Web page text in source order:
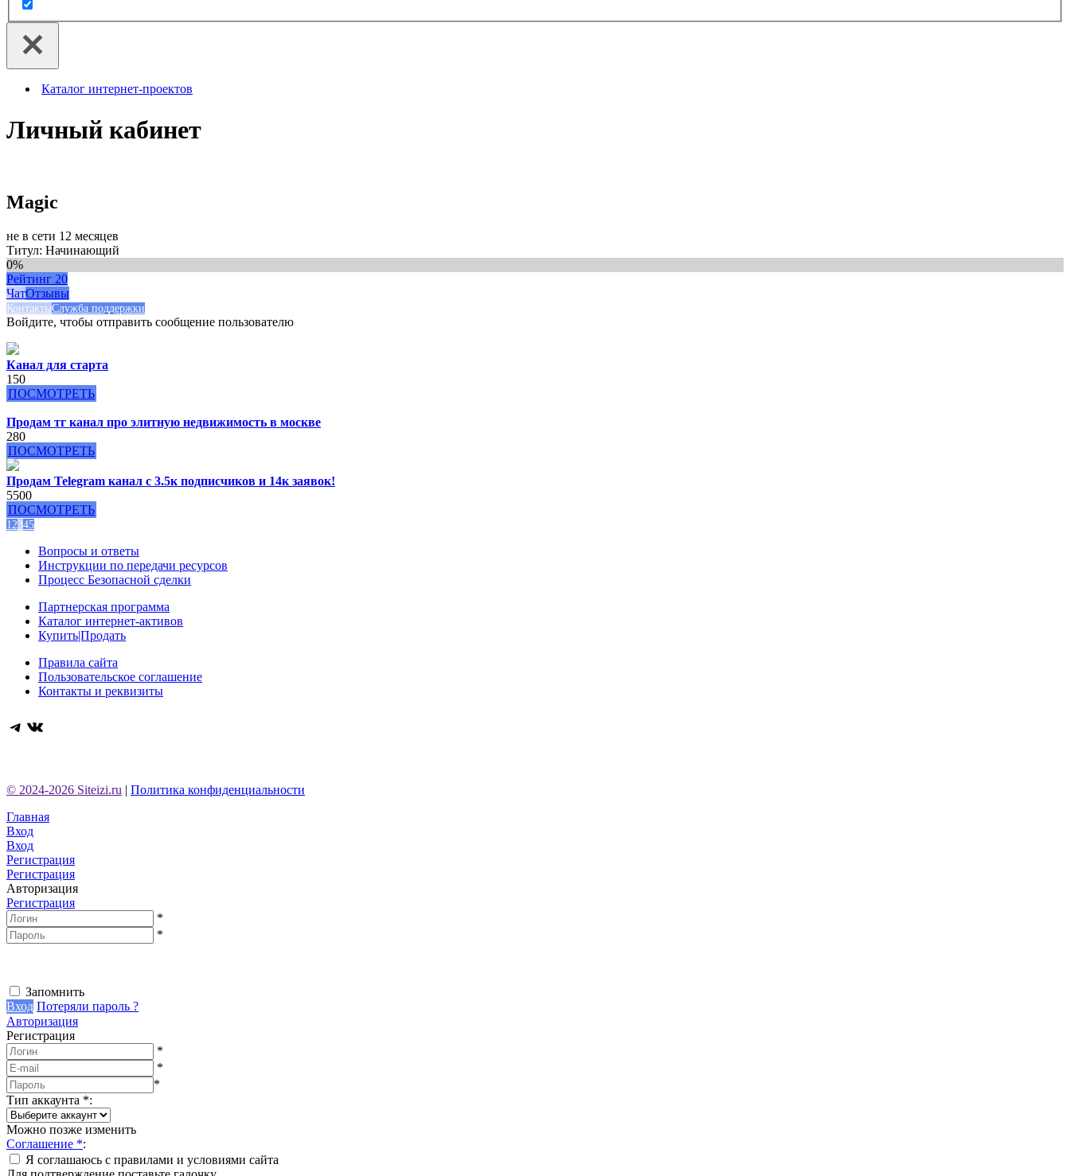
Каталог интернет-проектов
Личный кабинет
Magic
не в сети 12 месяцев
Титул: Начинающий
0%
Рейтинг 20
ЧатОтзывы
КонтактыСлужба поддержки
Войдите, чтобы отправить сообщение пользователю
Канал для старта
150
ПОСМОТРЕТЬ
Продам тг канал про элитную недвижимость в москве
280
ПОСМОТРЕТЬ
Продам Telegram канал с 3.5к подписчиков и 14к заявок!
5500
ПОСМОТРЕТЬ
12345
Вопросы и ответы
Инструкции по передачи ресурсов
Процесс Безопасной сделки
Партнерская программа
Каталог интернет-активов
Купить|Продать
Правила сайта
Пользовательское соглашение
Контакты и реквизиты
Telegram
ВКонтакте
© 2024-2026 Siteizi.ru | Политика конфиденциальности
Главная
Вход
Вход
Регистрация
Регистрация
Авторизация
Регистрация
*
*
Запомнить
Вход Потеряли пароль ?
Авторизация
Регистрация
*
*
*
Тип аккаунта *:
Можно позже изменить
Соглашение *:
Я соглашаюсь с правилами и условиями сайта